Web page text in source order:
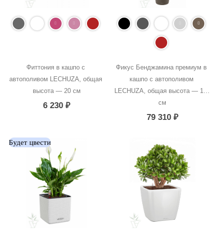
Фиттония в кашпо с
автополивом LECHUZA, общая
высота — 20 см
6 230 ₽
Фикус Бенджамина премиум в
кашпо с автополивом
LECHUZA, общая высота — 170
см
79 310 ₽
Будет цвести